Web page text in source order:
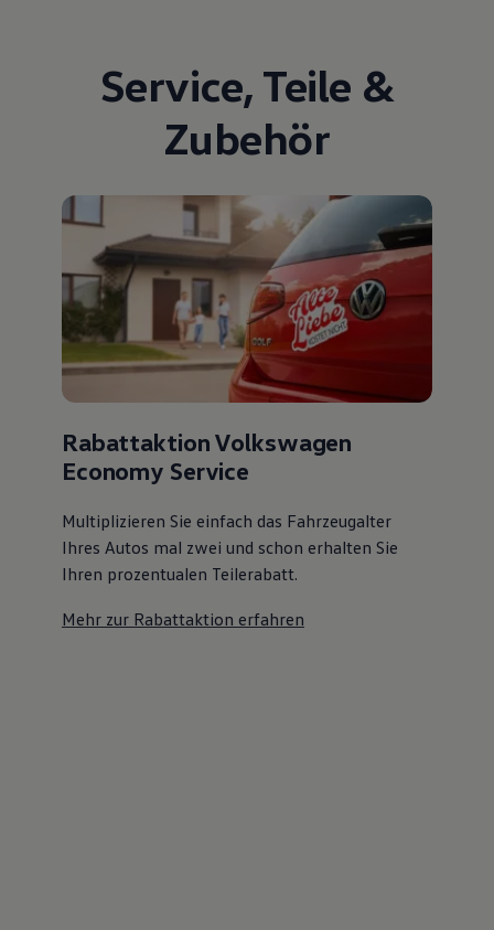
Service, Teile &
Zubehör
Rabattaktion Volkswagen
Economy Service
Multiplizieren Sie einfach das Fahrzeugalter
Ihres Autos mal zwei und schon erhalten Sie
Ihren prozentualen Teilerabatt.
Mehr zur Rabattaktion erfahren